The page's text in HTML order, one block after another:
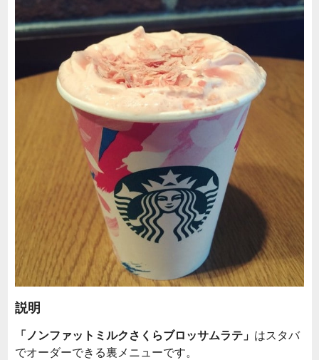
説明
「ノンファットミルクさくらブロッサムラテ」 はスタバ
でオーダーできる裏メニューです。